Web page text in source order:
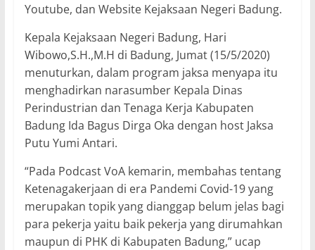
Youtube, dan Website Kejaksaan Negeri Badung.
Kepala Kejaksaan Negeri Badung, Hari
Wibowo,S.H.,M.H di Badung, Jumat (15/5/2020)
menuturkan, dalam program jaksa menyapa itu
menghadirkan narasumber Kepala Dinas
Perindustrian dan Tenaga Kerja Kabupaten
Badung Ida Bagus Dirga Oka dengan host Jaksa
Putu Yumi Antari.
“Pada Podcast VoA kemarin, membahas tentang
Ketenagakerjaan di era Pandemi Covid-19 yang
merupakan topik yang dianggap belum jelas bagi
para pekerja yaitu baik pekerja yang dirumahkan
maupun di PHK di Kabupaten Badung,” ucap